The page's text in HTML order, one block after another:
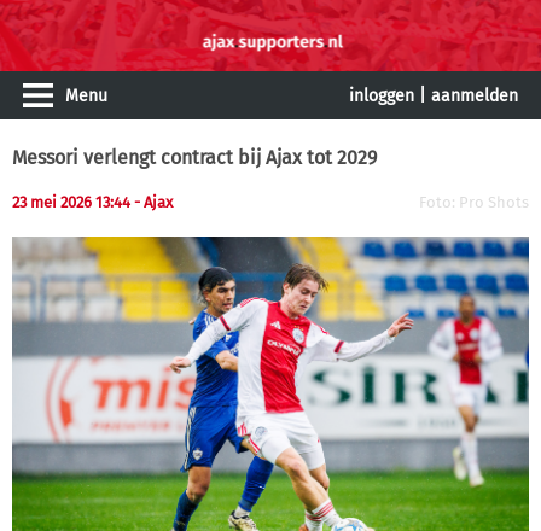
Menu inloggen aanmelden
Messori verlengt contract bij Ajax tot 2029
23 mei 2026 13:44 - Ajax Foto: Pro Shots